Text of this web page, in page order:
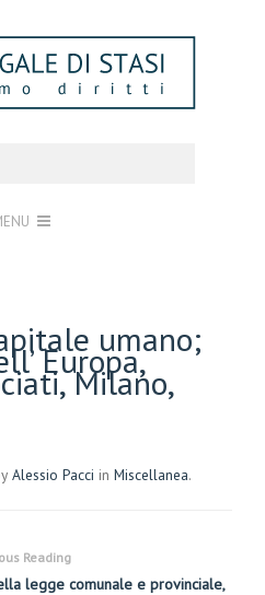
umano;
Europa,
Milano,
Alessio Pacci in Miscellanea.
Reading
legge comunale e provinciale,